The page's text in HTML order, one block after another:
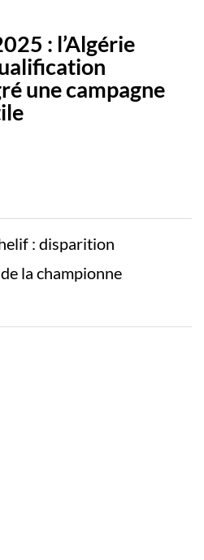
: l’Algérie
une campagne
: disparition
la championne